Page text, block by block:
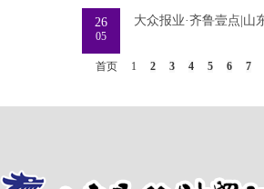
26
05
首页 1 2 3 4 5 6 7